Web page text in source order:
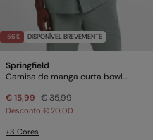
-56% DISPONÍVEL BREVEMENTE
Springfield
Camisa de manga curta bowling em linho
€ 15,99 € 35,99
Desconto € 20,00
+3 Cores